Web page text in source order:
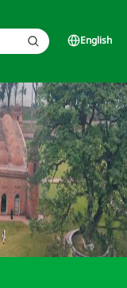
English